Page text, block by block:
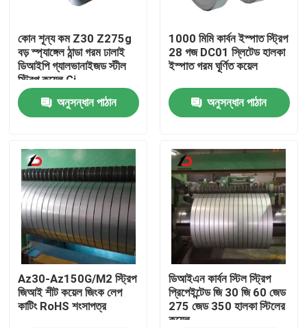
পণ্য
ভিডিও
আমাদের সম্বন্ধে
কোন শূন্য কম Z30 Z275g
বড় স্প্যাঙ্গেল ঠান্ডা গরম ঢালাই
ডিআইপি গ্যালভানাইজড স্টীল
স্ট্রিপ কয়েল Gi
অনুসন্ধান পাঠান
1000 মিমি কার্বন ইস্পাত স্ট্রিপ
28 গজ DC01 স্লিটেড হালকা
ইস্পাত গরম ঘূর্ণিত কয়েল
অনুসন্ধান পাঠান
Az30-Az150G/M2 স্ট্রিপ
জিআই শীট কয়েল জিংক লেপ
কাটিং RoHS শংসাপত্র
ডিআইএন কার্বন স্টিল স্ট্রিপ
প্রিপেইন্টেড জি 30 জি 60 জেড
275 জেড 350 হালকা স্টিলের
কয়েল